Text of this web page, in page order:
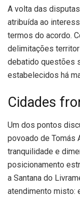
A volta das
atribuída ao
termos do acordo.
delimitações
debatido questões
estabelecidos há
Cidades
Um dos pontos
povoado de Tomás
tranquilidade e
posicionamento
a Santana do
atendimento misto: